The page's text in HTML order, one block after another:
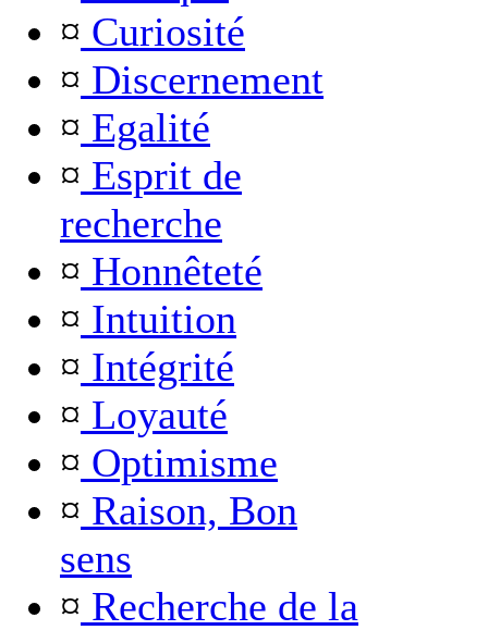
¤ Curiosité
¤ Discernement
¤ Egalité
¤ Esprit de
recherche
¤ Honnêteté
¤ Intuition
¤ Intégrité
¤ Loyauté
¤ Optimisme
¤ Raison, Bon
sens
¤ Recherche de la